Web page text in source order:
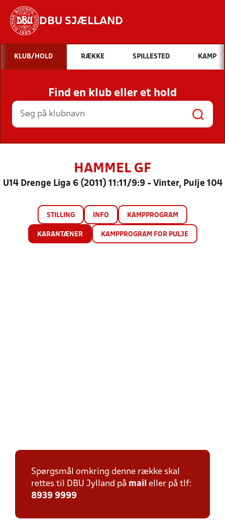
DBU SJÆLLAND
Hvad vil du søge efter?
INDHOLD OG NYHEDER
STILLINGER, RESULTATER, KLUBBER OG
HOLD
KLUB/HOLD RÆKKE SPILLESTED KAMP
Find en klub eller et hold
HAMMEL GF
U14 Drenge Liga 6 (2011) 11:11/9:9 - Vinter, Pulje 104
STILLING INFO KAMPPROGRAM
KARANTÆNER KAMPPROGRAM FOR PULJE
Spørgsmål omkring denne række skal
rettes til DBU Jylland på mail eller på tlf:
8939 9999